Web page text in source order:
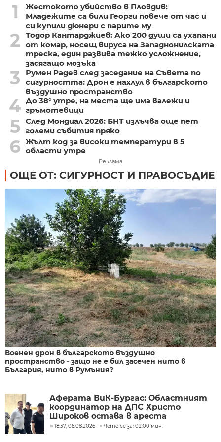
1
Жестокото убийство в Пловдив:
Младежите са били Георги повече от час и
си купили дюнери с парите му
2
Тодор Кантарджиев: Ако 200 души са ухапани
от комар, носещ вируса на Западнонилската
треска, един развива тежко усложнение,
засягащо мозъка
3
Румен Радев след заседание на Съвета по
сигурността: Дрон е нахлул в българското
въздушно пространство
4 До 38° утре, на места ще има валежи и
гръмотевици
5 След Мондиал 2026: БНТ излъчва още пет
големи събития пряко
6 Жълт код за високи температури в 5
области утре
Реклама
ОЩЕ ОТ: СИГУРНОСТ И ПРАВОСЪДИЕ
Военен дрон в българското въздушно
пространство - защо не е бил засечен нито в
България, нито в Румъния?
Аферата ВиК-Бургас: Областният
координатор на ДПС Христо
Широков остава в ареста
18:37, 08.08.2026 Чете се за: 02:00 мин.